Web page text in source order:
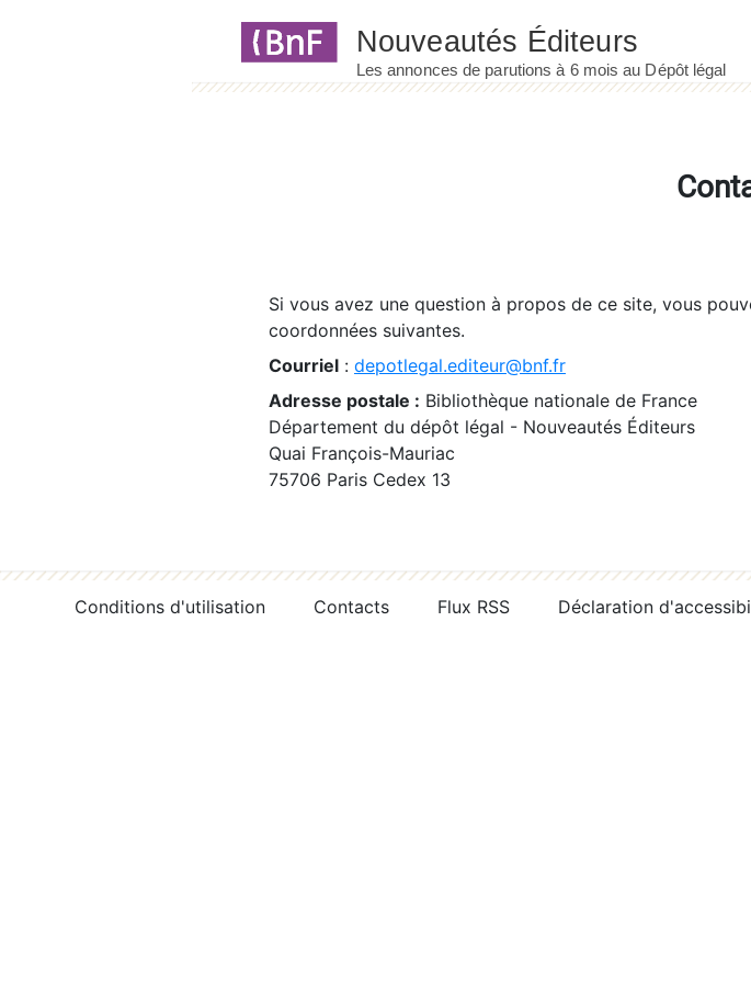
Si vous avez une question à propos de ce site, vous
coordonnées suivantes.
Courriel : depotlegal.editeur@bnf.fr
Adresse postale : Bibliothèque nationale de France
Département du dépôt légal - Nouveautés Éditeurs
Quai François-Mauriac
75706 Paris Cedex 13
Conditions d'utilisation Contacts Flux RSS Déclaration